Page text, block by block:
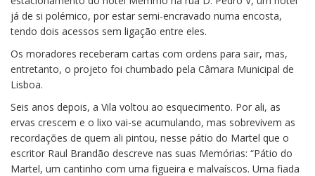
já de si polémico, por estar semi-encravado numa encosta,
tendo dois acessos sem ligação entre eles.
Os moradores receberam cartas com ordens para sair, mas,
entretanto, o projeto foi chumbado pela Câmara Municipal de
Lisboa.
Seis anos depois, a Vila voltou ao esquecimento. Por ali, as
ervas crescem e o lixo vai-se acumulando, mas sobrevivem as
recordações de quem ali pintou, nesse pátio do Martel que o
escritor Raul Brandão descreve nas suas Memórias: “Pátio do
Martel, um cantinho com uma figueira e malvaíscos. Uma fiada